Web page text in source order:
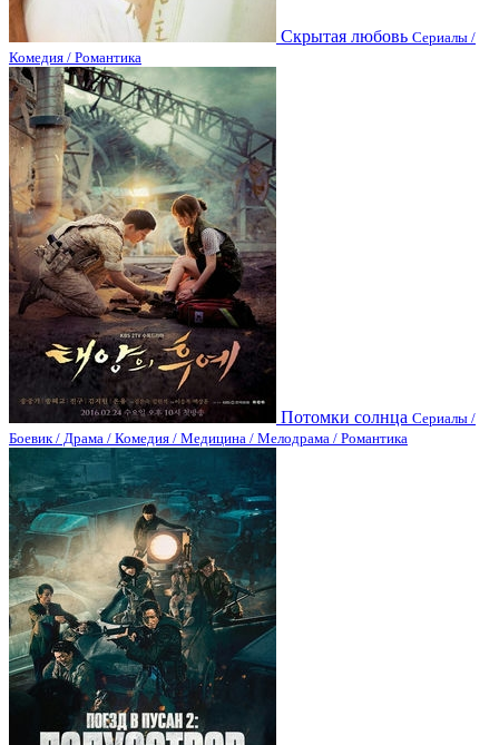
Скрытая любовь Сериалы /
Комедия / Романтика
Потомки солнца Сериалы /
Боевик / Драма / Комедия / Медицина / Мелодрама / Романтика